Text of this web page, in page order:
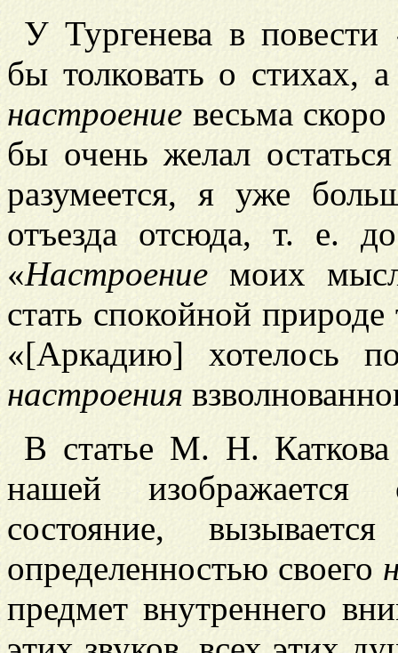
У Тургенева в
бы толковать о стихах,
настроение весьма
бы очень желал
разумеется, я уже
отъезда отсюда, т. е.
«Настроение моих
стать спокойной
«[Аркадию] хотелось
настроения
В статье М. Н.
нашей изображается
состояние,
определенностью своего
предмет внутреннего